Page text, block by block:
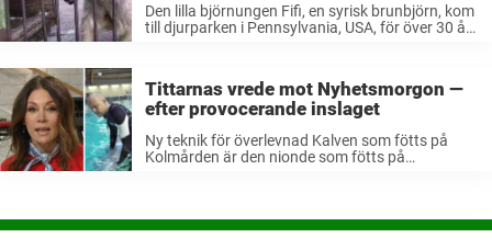
Den lilla björnungen Fifi, en syrisk brunbjörn, kom
till djurparken i Pennsylvania, USA, för över 30 år
Tittarnas vrede mot Nyhetsmorgon —
efter provocerande inslaget
Ny teknik för överlevnad Kalven som fötts på
Kolmården är den nionde som fötts på